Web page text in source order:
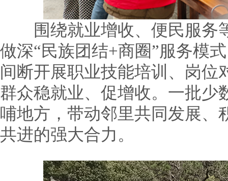
围绕就业增收、便民服务
做深“民族团结+商圈”服务模
间断开展职业技能培训、岗位
群众稳就业、促增收。一批少
哺地方，带动邻里共同发展、
共进的强大合力。